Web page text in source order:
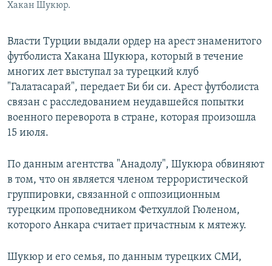
Хакан Шукюр.
Власти Турции выдали ордер на арест знаменитого
футболиста Хакана Шукюра, который в течение
многих лет выступал за турецкий клуб
"Галатасарай", передает Би би си. Арест футболиста
связан с расследованием неудавшейся попытки
военного переворота в стране, которая произошла
15 июля.
По данным агентства "Анадолу", Шукюра обвиняют
в том, что он является членом террористической
группировки, связанной с оппозиционным
турецким проповедником Фетхуллой Гюленом,
которого Анкара считает причастным к мятежу.
Шукюр и его семья, по данным турецких СМИ,